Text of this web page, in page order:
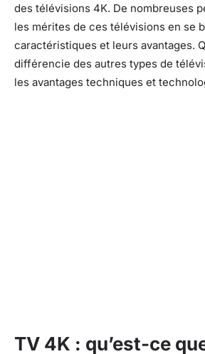
des télévisions 4K. De nombreuses
les mérites de ces télévisions en se
caractéristiques et leurs avantages.
différencie des autres types de
les avantages techniques et
TV 4K : qu’est-ce